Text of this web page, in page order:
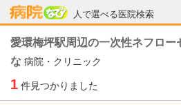
人で選べる医院検索
病院なび
愛環梅坪駅周辺の一次性ネフロー
な 病院・クリニック
1 件見つかりました